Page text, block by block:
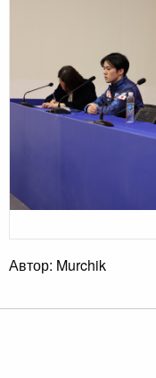
Автор: Murchik